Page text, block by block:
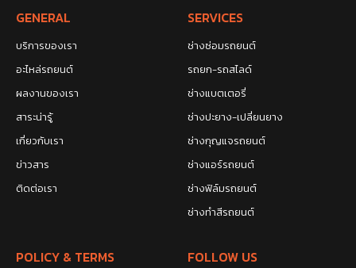
GENERAL
บริการของเรา
อะไหล่รถยนต์
ผลงานของเรา
สาระน่ารู้
เกี่ยวกับเรา
ข่าวสาร
ติดต่อเรา
SERVICES
ช่างซ่อมรถยนต์
รถยก-รถสไลด์
ช่างแบตเตอรี่
ช่างปะยาง-เปลี่ยนยาง
ช่างกุญแจรถยนต์
ช่างแอร์รถยนต์
ช่างฟิล์มรถยนต์
ช่างทำสีรถยนต์
POLICY & TERMS FOLLOW US